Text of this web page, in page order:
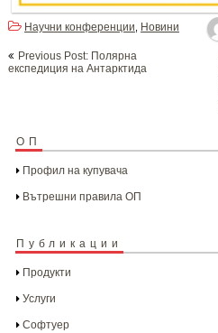
Научни конференции
Новини
navigation
Previous Post: Полярна
eкспедиция на Aнтарктида
ОП
Профил на купувача
Вътрешни правила ОП
Публикации
Продукти
Услуги
Софтуер